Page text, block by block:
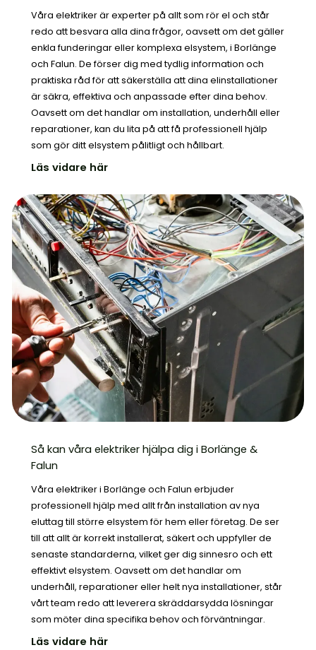
Våra elektriker är experter på allt som rör el och står
redo att besvara alla dina frågor, oavsett om det gäller
enkla funderingar eller komplexa elsystem, i Borlänge
och Falun. De förser dig med tydlig information och
praktiska råd för att säkerställa att dina elinstallationer
är säkra, effektiva och anpassade efter dina behov.
Oavsett om det handlar om installation, underhåll eller
reparationer, kan du lita på att få professionell hjälp
som gör ditt elsystem pålitligt och hållbart.
Läs vidare här
Så kan våra elektriker hjälpa dig i Borlänge &
Falun
Våra elektriker i Borlänge och Falun erbjuder
professionell hjälp med allt från installation av nya
eluttag till större elsystem för hem eller företag. De ser
till att allt är korrekt installerat, säkert och uppfyller de
senaste standarderna, vilket ger dig sinnesro och ett
effektivt elsystem. Oavsett om det handlar om
underhåll, reparationer eller helt nya installationer, står
vårt team redo att leverera skräddarsydda lösningar
som möter dina specifika behov och förväntningar.
Läs vidare här